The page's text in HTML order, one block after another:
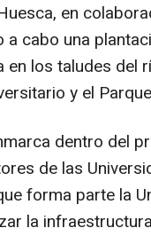
en
a cabo una
los taludes del
y el
dentro del
de las
forma parte la
la